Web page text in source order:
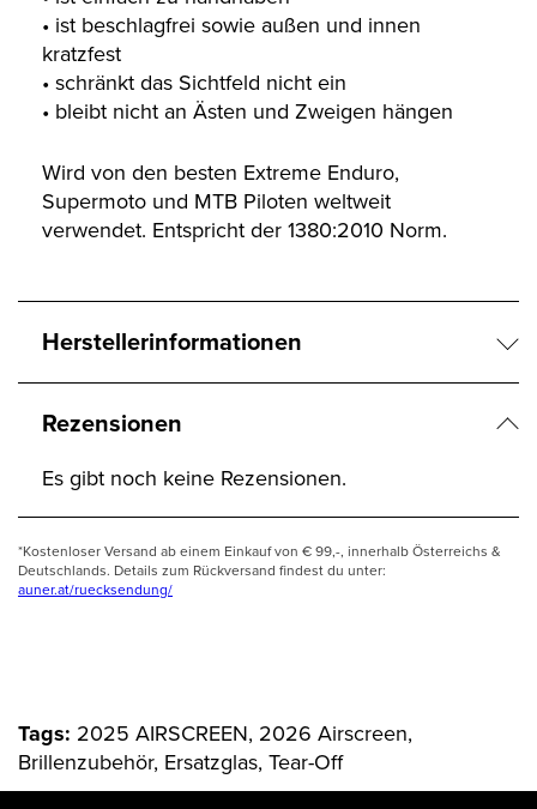
• ist beschlagfrei sowie außen und innen
kratzfest
• schränkt das Sichtfeld nicht ein
• bleibt nicht an Ästen und Zweigen hängen
Wird von den besten Extreme Enduro,
Supermoto und MTB Piloten weltweit
verwendet. Entspricht der 1380:2010 Norm.
Herstellerinformationen
Rezensionen
Es gibt noch keine Rezensionen.
*Kostenloser Versand ab einem Einkauf von € 99,-, innerhalb Österreichs &
Deutschlands. Details zum Rückversand findest du unter:
auner.at/ruecksendung/
Tags: 2025 AIRSCREEN, 2026 Airscreen,
Brillenzubehör, Ersatzglas, Tear-Off